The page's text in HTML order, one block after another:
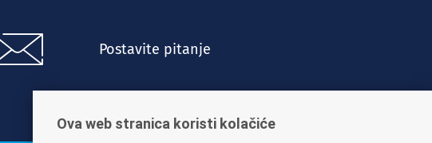
Postavite pitanje
Ova web stranica koristi kolačiće